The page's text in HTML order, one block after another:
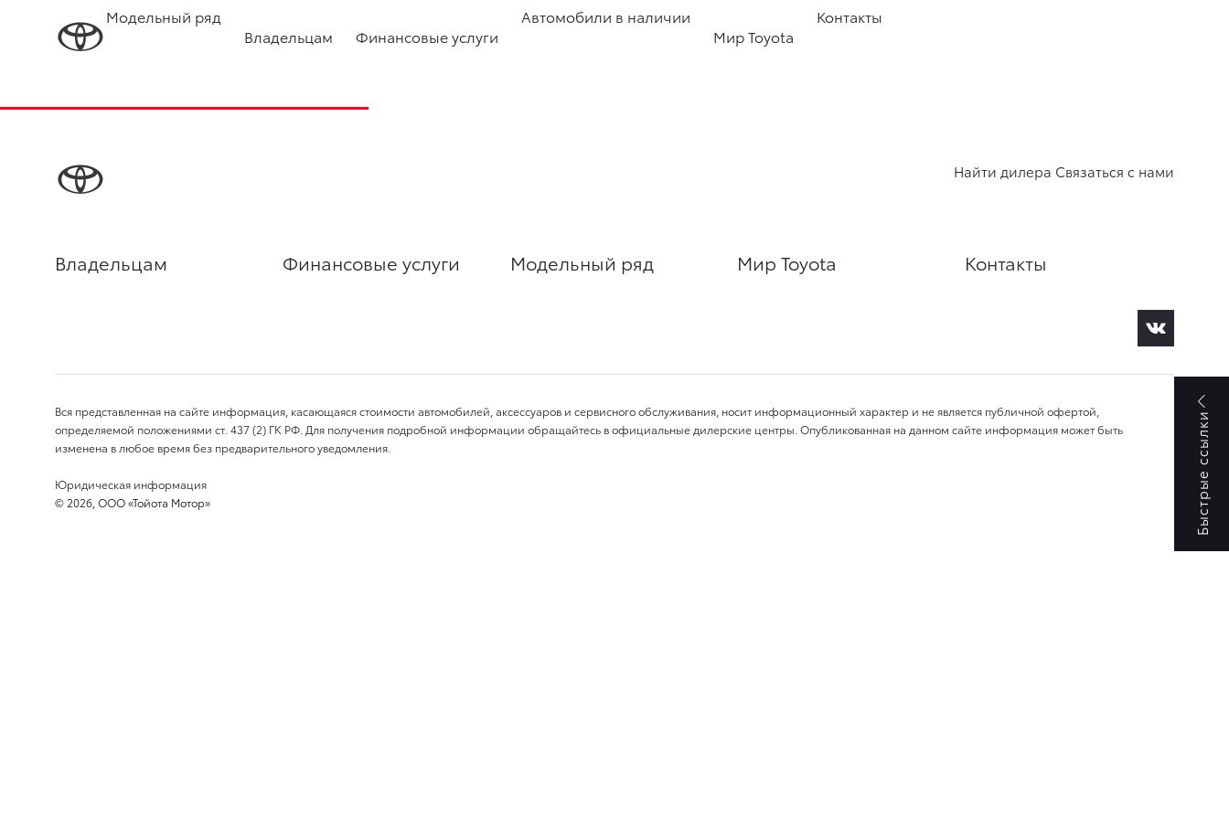
Модельный ряд
Владельцам
Финансовые услуги
Автомобили в наличии
Мир Toyota
Контакты
Найти дилера Связаться с нами
Владельцам Финансовые услуги Модельный ряд Мир Toyota Контакты
Вся представленная на сайте информация, касающаяся стоимости автомобилей, аксессуаров и сервисного обслуживания, носит информационный характер и не является публичной офертой,
определяемой положениями ст. 437 (2) ГК РФ. Для получения подробной информации обращайтесь в официальные дилерские центры. Опубликованная на данном сайте информация может быть
изменена в любое время без предварительного уведомления.
© 2026, ООО «Тойота Мотор»
Юридическая информация